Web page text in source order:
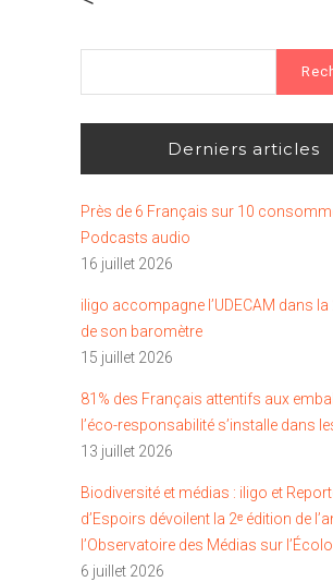
Derniers articles
Près de 6 Français sur 10
Podcasts audio
16 juillet 2026
iligo accompagne l’UDECAM dans la
de son baromètre
15 juillet 2026
81% des Français attentifs aux
l’éco-responsabilité s’installe dans
13 juillet 2026
Biodiversité et médias : iligo et
d’Espoirs dévoilent la 2ᵉ édition de
l’Observatoire des Médias sur
6 juillet 2026